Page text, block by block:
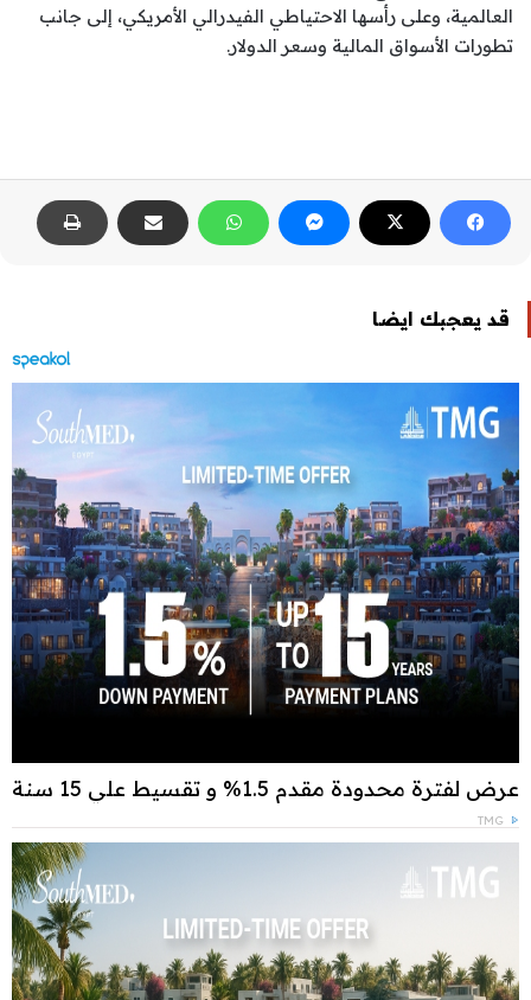
العالمية، وعلى رأسها الاحتياطي الفيدرالي الأمريكي، إلى جانب
تطورات الأسواق المالية وسعر الدولار.
قد يعجبك ايضا
عرض لفترة محدودة مقدم 1.5% و تقسيط علي 15 سنة
TMG